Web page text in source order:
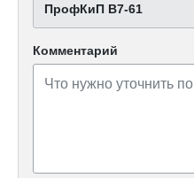
ПрофКиП В7-61
Комментарий